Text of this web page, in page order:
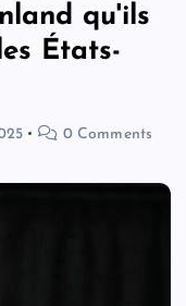
qu'ils
États-
0 Comments